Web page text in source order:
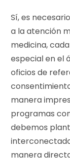
Sí, es
a la atención
medicina,
especial en el
oficios de
manera
programas
debemos
manera